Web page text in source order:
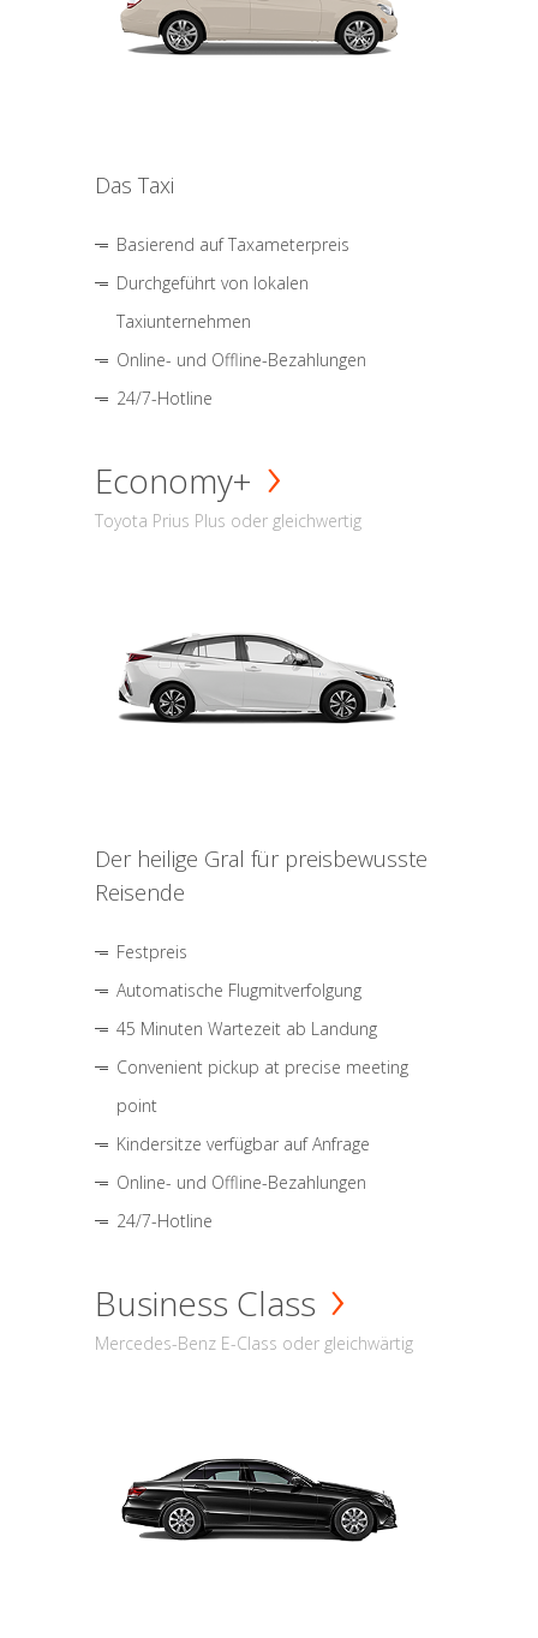
Das Taxi
Basierend auf Taxameterpreis
Durchgeführt von lokalen
Taxiunternehmen
Online- und Offline-Bezahlungen
24/7-Hotline
Economy+
Toyota Prius Plus oder gleichwertig
Der heilige Gral für preisbewusste
Reisende
Festpreis
Automatische Flugmitverfolgung
45 Minuten Wartezeit ab Landung
Convenient pickup at precise meeting
point
Kindersitze verfügbar auf Anfrage
Online- und Offline-Bezahlungen
24/7-Hotline
Business Class
Mercedes-Benz E-Class oder gleichwärtig